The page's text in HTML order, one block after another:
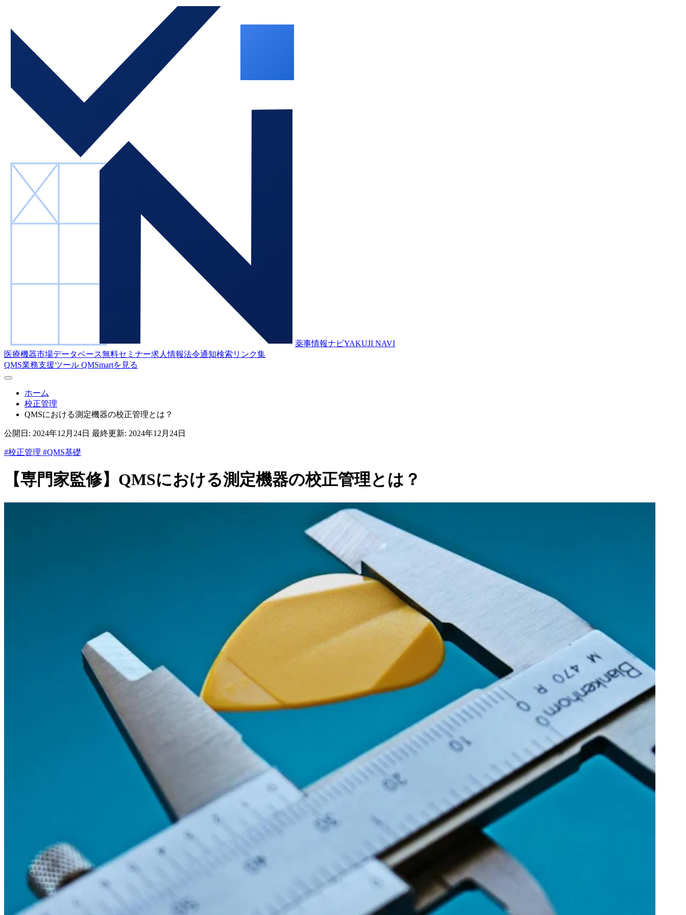
薬事情報ナビYAKUJI NAVI
医療機器市場データベース無料セミナー求人情報法令通知検索 リンク集
QMS業務支援ツール QMSmartを見る
ホーム
校正管理
QMSにおける測定機器の校正管理とは？
公開日: 2024年12月24日 最終更新: 2024年12月24日
#校正管理 #QMS基礎
【専門家監修】QMSにおける測定機器の校正管理とは？